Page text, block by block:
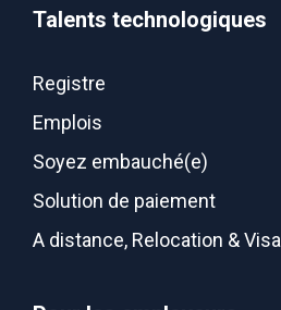
Talents technologiques
Registre
Emplois
Soyez embauché(e)
Solution de paiement
A distance, Relocation & Visa